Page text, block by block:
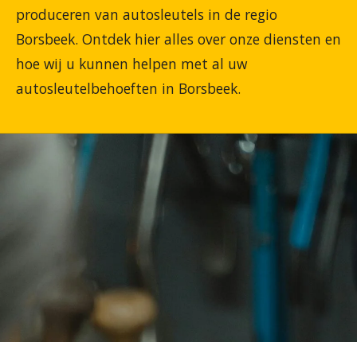
produceren van autosleutels in de regio
Borsbeek. Ontdek hier alles over onze diensten en
hoe wij u kunnen helpen met al uw
autosleutelbehoeften in Borsbeek.